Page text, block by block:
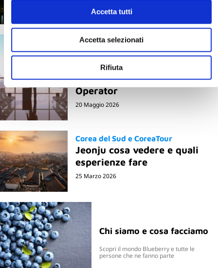
Accetta tutti
Accetta selezionati
Rifiuta
20 Gennaio 2026
Il mondo Blueberry
È sicuro viaggiare oggi?
Cosa succede davvero
quando parti con un Tour
Operator
20 Maggio 2026
Corea del Sud e CoreaTour
Jeonju cosa vedere e quali
esperienze fare
25 Marzo 2026
Chi siamo e cosa facciamo
Scopri il mondo Blueberry e tutte le
persone che ne fanno parte